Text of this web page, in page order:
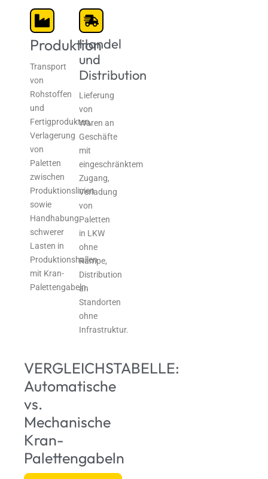
Produktion
Transport
von
Rohstoffen
und
Fertigprodukten,
Verlagerung
von
Paletten
zwischen
Produktionslinien
sowie
Handhabung
schwerer
Lasten in
Produktionshallen
mit Kran-
Palettengabeln.
Handel
und
Distribution
Lieferung
von
Waren an
Geschäfte
mit
eingeschränktem
Zugang,
Verladung
von
Paletten
in LKW
ohne
Rampe,
Distribution
an
Standorten
ohne
Infrastruktur.
VERGLEICHSTABELLE:
Automatische
vs.
Mechanische
Kran-
Palettengabeln